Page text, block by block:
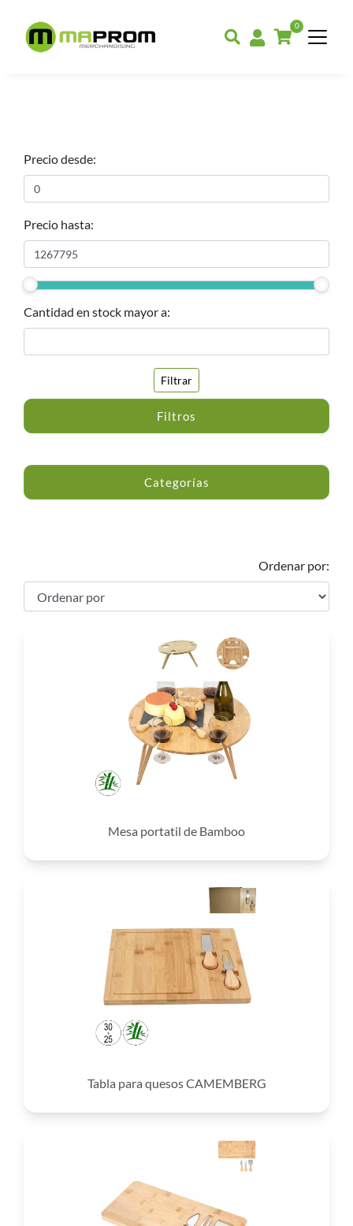
0
Precio desde:
Precio hasta:
Cantidad en stock mayor a:
Filtrar
Filtros
Categorías
Ordenar por:
Mesa portatil de Bamboo
Tabla para quesos CAMEMBERG